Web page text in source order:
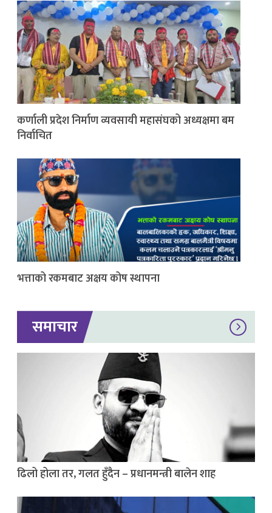
कर्णाली प्रदेश निर्माण व्यवसायी महासंघको अध्यक्षमा बम
निर्वाचित
भत्ताको रकमबाट अक्षय कोष स्थापना
समाचार
ढिलो होला तर, गलत हुँदैन – प्रधानमन्त्री बालेन शाह